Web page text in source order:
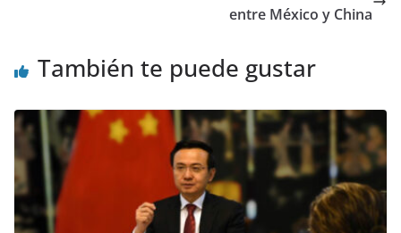
entre México y China
También te puede gustar